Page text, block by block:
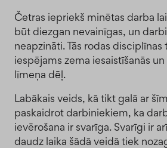
Četras iepriekš minētas darba
būt diezgan nevainīgas, un
neapzināti. Tās rodas disciplīnas
iespējams zema iesaistīšanās
līmeņa dēļ.
Labākais veids, kā tikt galā ar
paskaidrot darbiniekiem, ka
ievērošana ir svarīga. Svarīgi ir
daudz laika šādā veidā tiek